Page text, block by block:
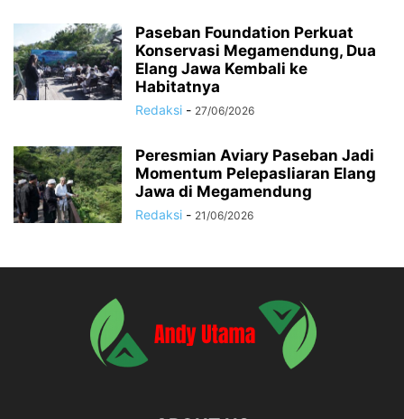
Paseban Foundation Perkuat
Konservasi Megamendung, Dua
Elang Jawa Kembali ke
Habitatnya
Redaksi - 27/06/2026
Peresmian Aviary Paseban Jadi
Momentum Pelepasliaran Elang
Jawa di Megamendung
Redaksi - 21/06/2026